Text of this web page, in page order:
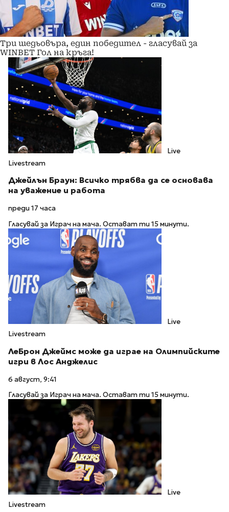
Три шедьовъра, един победител - гласувай за
WINBET Гол на кръга!
Live
Livestream
Джейлън Браун: Всичко трябва да се основава
на уважение и работа
преди 17 часа
Гласувай за Играч на мача. Остават ти 15 минути.
Live
Livestream
ЛеБрон Джеймс може да играе на Олимпийските
игри в Лос Анджелис
6 август, 9:41
Гласувай за Играч на мача. Остават ти 15 минути.
Live
Livestream